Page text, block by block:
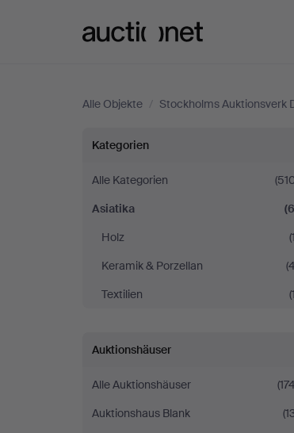
Alle Objekte / Stockholms Auktionsverk
Asiatika
bei
Stockholms
Auktionsverk
Düsseldorf/
Kategorien
Alle Kategorien
Asiatika
Holz
Keramik & Porzellan
Textilien
Auktionshäuser
Alle Auktionshäuser
Auktionshaus Blank